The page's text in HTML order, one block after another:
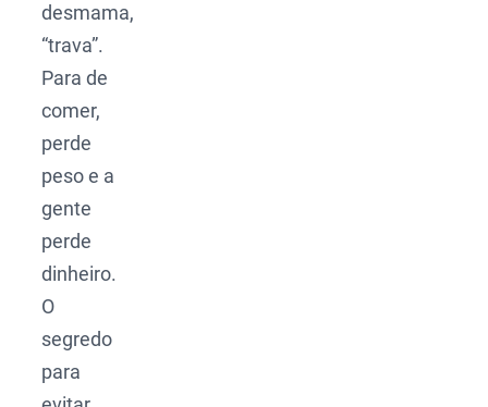
desmama,
“trava”.
Para de
comer,
perde
peso e a
gente
perde
dinheiro.
O
segredo
para